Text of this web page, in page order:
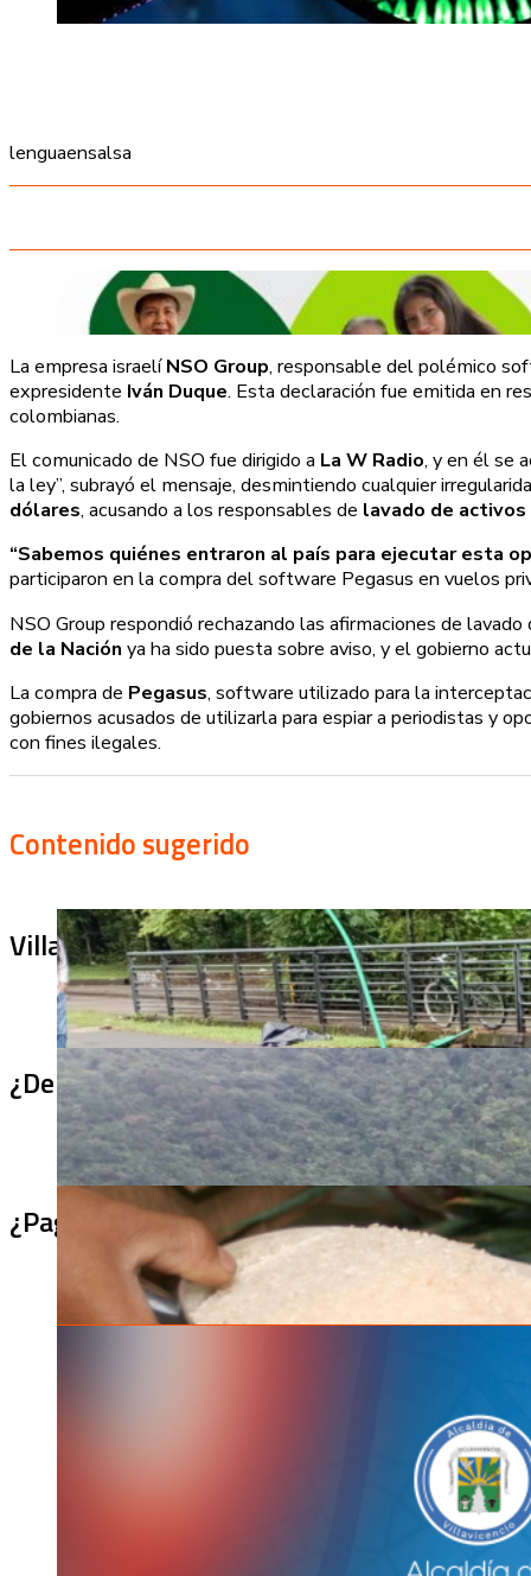
lenguaensalsa
La empresa israelíNSO Group, responsable del polémico
expresidente Iván Duque. Esta declaración fue emitida en
colombianas.
El comunicado de NSO fue dirigido a La W Radio, y en él se
la ley”, subrayó el mensaje, desmintiendo cualquier
dólares, acusando a los responsables de lavado de activos
“Sabemos quiénes entraron al país para ejecutar esta
participaron en la compra del software Pegasus en vuelos
NSO Group respondió rechazando las afirmaciones de
de la Nación ya ha sido puesta sobre aviso, y el gobierno
La compra de Pegasus, software utilizado para la
gobiernos acusados de utilizarla para espiar a periodistas y
con fines ilegales.
Contenido sugerido
Villa Julia no puede tapar el problema:
¿De qué sirve un puente terminado si no
¿Pagaron menos de lo permitido por el